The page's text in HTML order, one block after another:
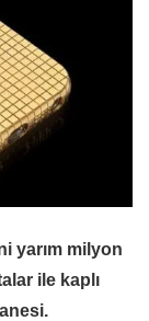
yarım milyon
ile kaplı